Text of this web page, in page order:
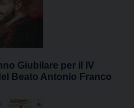
Giubilare per il IV
Beato Antonio Franco